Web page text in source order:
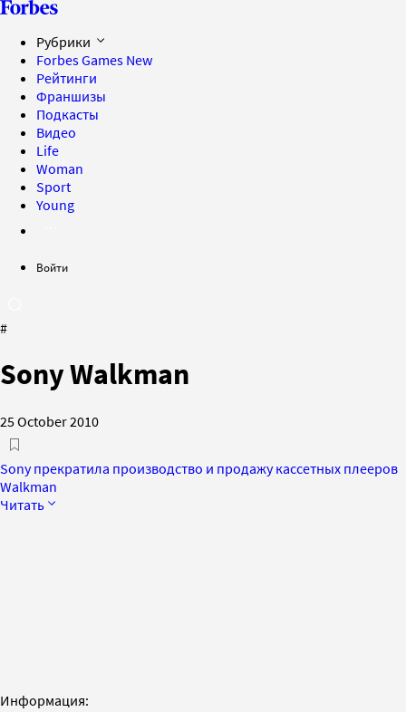
Рубрики
Forbes Games New
Рейтинги
Франшизы
Подкасты
Видео
Life
Woman
Sport
Young
Войти
#
Sony Walkman
25 October 2010
Sony прекратила производство и продажу кассетных плееров
Walkman
Читать
Информация: